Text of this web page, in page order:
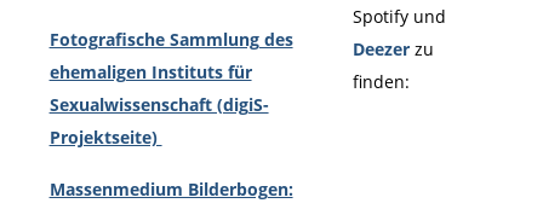
Fotografische Sammlung des
ehemaligen Instituts für
Sexualwissenschaft (digiS-
Projektseite)
Massenmedium Bilderbogen:
Spotify und
Deezerzu
finden: